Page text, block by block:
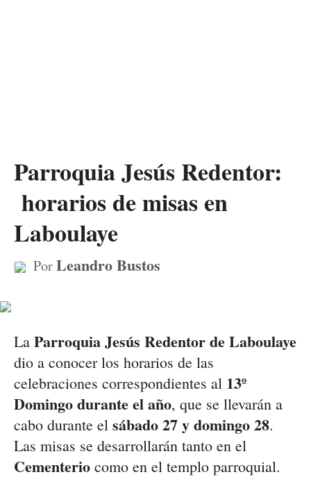
Parroquia Jesús Redentor:
horarios de misas en
Laboulaye
PorLeandro Bustos
La Parroquia Jesús Redentor de Laboulaye
dio a conocer los horarios de las
celebraciones correspondientes al 13º
Domingo durante el año, que se llevarán a
cabo durante el sábado 27 y domingo 28.
Las misas se desarrollarán tanto en el
Cementerio como en el templo parroquial.